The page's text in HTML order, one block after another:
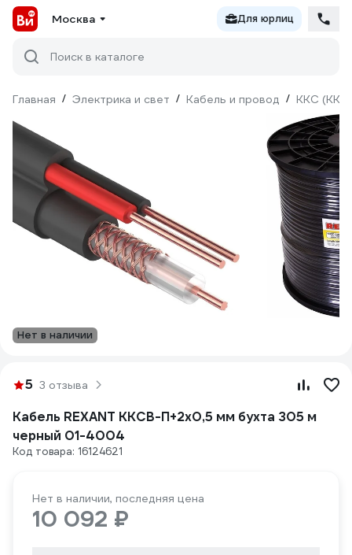
Москва Для юрлиц
Поиск в каталоге
Главная / Электрика и свет / Кабель и провод / ККС
Нет в наличии
5 3 отзыва
Кабель REXANT ККСВ-П+2х0,5 мм бухта 305 м
черный 01-4004
Код товара: 16124621
Нет в наличии, последняя цена
10 092 ₽